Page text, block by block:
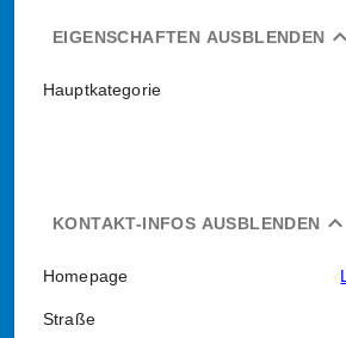
expand_less
EIGENSCHAFTEN AUSBLENDEN
Hauptkategorie
expand_less
KONTAKT-INFOS AUSBLENDEN
Homepage
Straße